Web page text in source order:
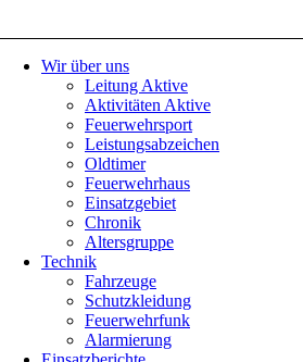
Wir über uns
Leitung Aktive
Aktivitäten Aktive
Feuerwehrsport
Leistungsabzeichen
Oldtimer
Feuerwehrhaus
Einsatzgebiet
Chronik
Altersgruppe
Technik
Fahrzeuge
Schutzkleidung
Feuerwehrfunk
Alarmierung